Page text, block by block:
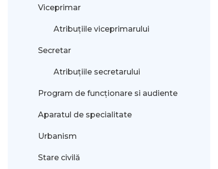
Viceprimar
Atribuțiile viceprimarului
Secretar
Atribuțiile secretarului
Program de funcționare si audiente
Aparatul de specialitate
Urbanism
Stare civilă